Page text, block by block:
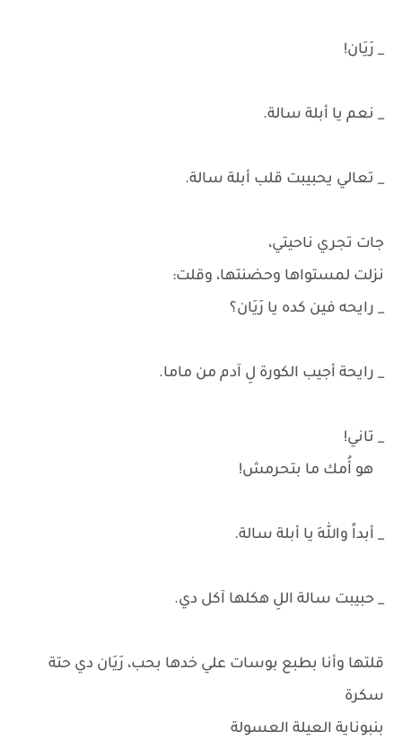
_ رَيَان!
_ نعم يا أبلة سالة.
_ تعالي يحبيبت قلب أبلة سالة.
جات تجري ناحيتي،
نزلت لمستواها وحضنتها، وقلت:
_ رايحه فين كده يا رَيَان؟
_ رايحة أجيب الكورة لِ آدم من ماما.
_ تاني!
هو أُمك ما بتحرمش!
_ أبداً واللهِ يا أبلة سالة.
_ حبيبت سالة اللِ هكلها آكل دي.
قلتها وأنا بطبع بوسات علي خدها بحب، رَيَان دي حتة
سكرة
بنبوناية العيلة العسولة